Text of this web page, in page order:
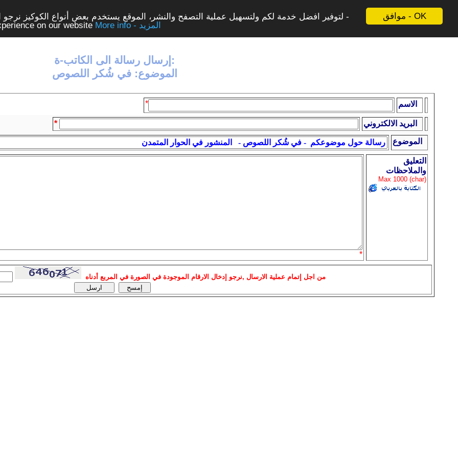
موافق - OK
لتوفير افضل خدمة لكم ولتسهيل عملية التصفح والنشر، الموقع يستخدم بعض أنواع الكوكيز
on our website
More info - المزيد
إرسال رسالة الى الكاتب-ة:
الموضوع: في شُكر اللصوص
* الاسم
*
البريد الالكتروني
الموضوع
*
التعليق
والملاحظات
Max 1000 (char)
من اجل إتمام عملية الارسال ,نرجو إدخال الارقام الموجودة في الصورة في المربع أدناه